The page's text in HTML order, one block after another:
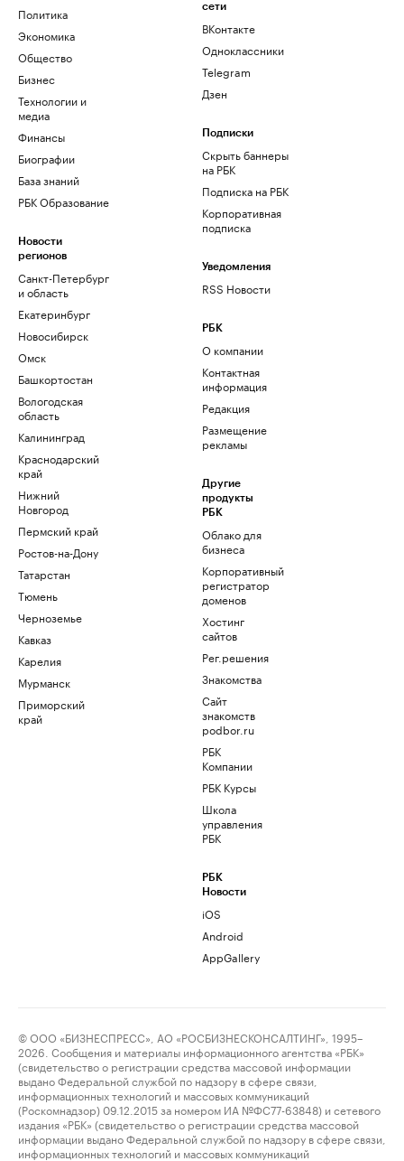
Политика
Экономика
Общество
Бизнес
Технологии и
медиа
Финансы
Биографии
База знаний
РБК Образование
Новости
регионов
Санкт-Петербург
и область
Екатеринбург
Новосибирск
Омск
Башкортостан
Вологодская
область
Калининград
Краснодарский
край
Нижний
Новгород
Пермский край
Ростов-на-Дону
Татарстан
Тюмень
Черноземье
Кавказ
Карелия
Мурманск
Приморский
край
сети
ВКонтакте
Одноклассники
Telegram
Дзен
Подписки
Скрыть баннеры
на РБК
Подписка на РБК
Корпоративная
подписка
Уведомления
RSS Новости
РБК
О компании
Контактная
информация
Редакция
Размещение
рекламы
Другие
продукты
РБК
Облако для
бизнеса
Корпоративный
регистратор
доменов
Хостинг
сайтов
Рег.решения
Знакомства
Сайт
знакомств
podbor.ru
РБК
Компании
РБК Курсы
Школа
управления
РБК
РБК
Новости
iOS
Android
AppGallery
© ООО «БИЗНЕСПРЕСС», АО «РОСБИЗНЕСКОНСАЛТИНГ», 1995–
2026. Сообщения и материалы информационного агентства «РБК»
(свидетельство о регистрации средства массовой информации
выдано Федеральной службой по надзору в сфере связи,
информационных технологий и массовых коммуникаций
(Роскомнадзор) 09.12.2015 за номером ИА №ФС77-63848) и сетевого
издания «РБК» (свидетельство о регистрации средства массовой
информации выдано Федеральной службой по надзору в сфере связи,
информационных технологий и массовых коммуникаций